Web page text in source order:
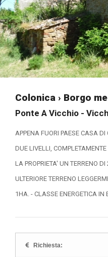
Colonica › Borgo
Ponte A Vicchio -
APPENA FUORI PAESE CASA
DUE LIVELLI,
LA PROPRIETA' UN TERRENO
ULTERIORE TERRENO
1HA. - CLASSE ENERGETICA IN
Richiesta: